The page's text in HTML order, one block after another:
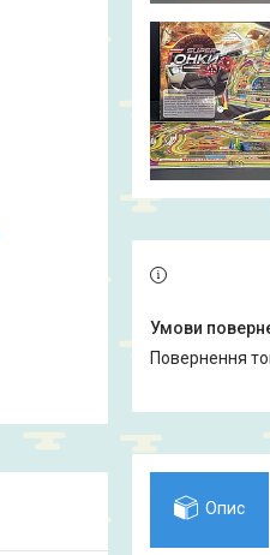
повернення
Опис